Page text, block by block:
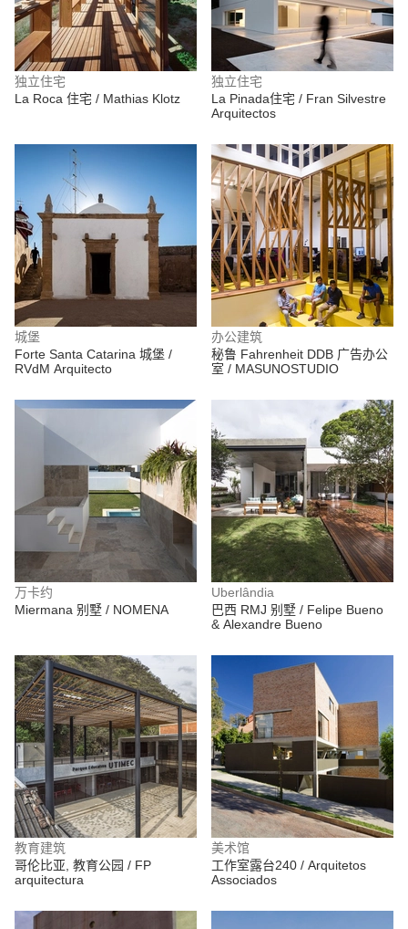
独立住宅
La Roca 住宅 / Mathias Klotz
独立住宅
La Pinada住宅 / Fran Silvestre
Arquitectos
城堡
Forte Santa Catarina 城堡 /
RVdM Arquitecto
办公建筑
秘鲁 Fahrenheit DDB 广告办公
室 / MASUNOSTUDIO
万卡约
Miermana 别墅 / NOMENA
Uberlândia
巴西 RMJ 别墅 / Felipe Bueno
& Alexandre Bueno
教育建筑
哥伦比亚, 教育公园 / FP
arquitectura
美术馆
工作室露台240 / Arquitetos
Associados